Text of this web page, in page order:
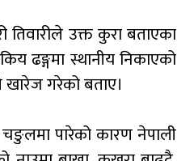
तिवारीले उक्त कुरा बताएका
ढङ्गमा स्थानीय निकाएको
खारेज गरेको बताए।
पारेको कारण नेपाली